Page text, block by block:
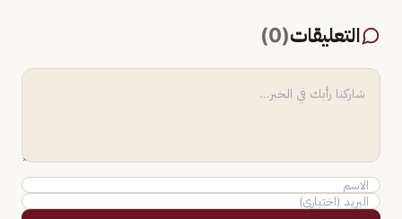
التعليقات(
0
)